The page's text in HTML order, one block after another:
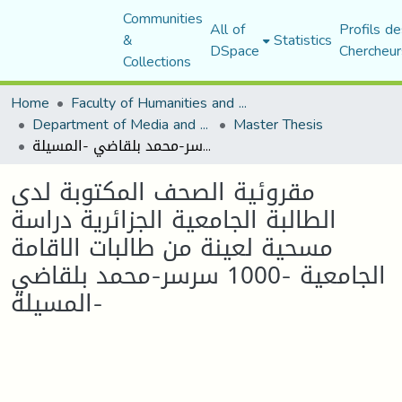
Communities
&
Collections
All of
DSpace Statistics Profils
Home
Faculty of Humanities and Social Sciences
Department of Media and Communication Studies Master Thesis
مقروئية الصحف المكتوبة لدى الطالبة الجامعية الجزائرية دراسة مسحية لعينة من طالبات الاقامة الجامعية -1000 سرسر-محمد بلقاضي -المسيلة
مقروئية الصحف المكتوبة لدى
الطالبة الجامعية الجزائرية دراسة
مسحية لعينة من طالبات الاقامة
الجامعية -1000 سرسر-محمد بلقاضي
-المسيلة